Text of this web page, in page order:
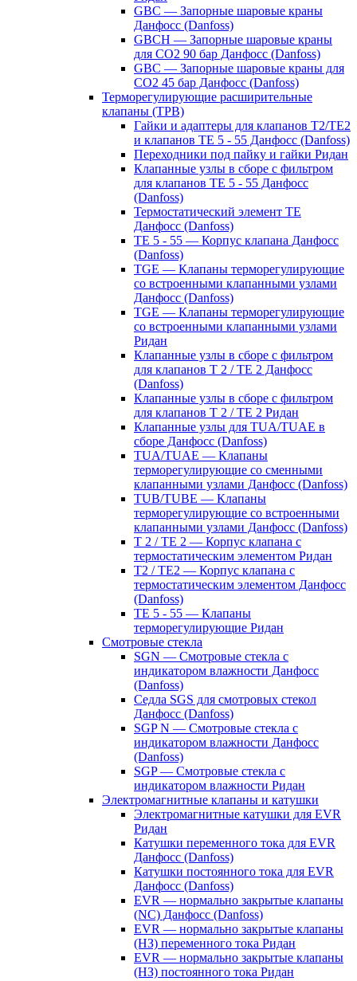
GBC — Запорные шаровые краны
Данфосс (Danfoss)
GBCH — Запорные шаровые краны
для CO2 90 бар Данфосс (Danfoss)
GBC — Запорные шаровые краны для
CO2 45 бар Данфосс (Danfoss)
Терморегулирующие расширительные
клапаны (ТРВ)
Гайки и адаптеры для клапанов T2/TE2
и клапанов TE 5 - 55 Данфосс (Danfoss)
Переходники под пайку и гайки Ридан
Клапанные узлы в сборе с фильтром
для клапанов TE 5 - 55 Данфосс
(Danfoss)
Термостатический элемент TE
Данфосс (Danfoss)
TE 5 - 55 — Корпус клапана Данфосс
(Danfoss)
TGE — Клапаны терморегулирующие
со встроенными клапанными узлами
Данфосс (Danfoss)
TGE — Клапаны терморегулирующие
со встроенными клапанными узлами
Ридан
Клапанные узлы в сборе с фильтром
для клапанов T 2 / TE 2 Данфосс
(Danfoss)
Клапанные узлы в сборе с фильтром
для клапанов T 2 / TE 2 Ридан
Клапанные узлы для TUA/TUAE в
сборе Данфосс (Danfoss)
TUA/TUAE — Клапаны
терморегулирующие со сменными
клапанными узлами Данфосс (Danfoss)
TUB/TUBE — Клапаны
терморегулирующие со встроенными
клапанными узлами Данфосс (Danfoss)
T 2 / TE 2 — Корпус клапана с
термостатическим элементом Ридан
T2 / TE2 — Корпус клапана с
термостатическим элементом Данфосс
(Danfoss)
TE 5 - 55 — Клапаны
терморегулирующие Ридан
Смотровые стекла
SGN — Смотровые стекла с
индикатором влажности Данфосс
(Danfoss)
Седла SGS для смотровых стекол
Данфосс (Danfoss)
SGP N — Смотровые стекла с
индикатором влажности Данфосс
(Danfoss)
SGP — Смотровые стекла с
индикатором влажности Ридан
Электромагнитные клапаны и катушки
Электромагнитные катушки для EVR
Ридан
Катушки переменного тока для EVR
Данфосс (Danfoss)
Катушки постоянного тока для EVR
Данфосс (Danfoss)
EVR — нормально закрытые клапаны
(NC) Данфосс (Danfoss)
EVR — нормально закрытые клапаны
(НЗ) переменного тока Ридан
EVR — нормально закрытые клапаны
(НЗ) постоянного тока Ридан